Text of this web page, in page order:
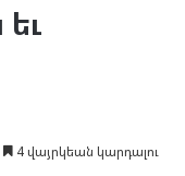
4 վայրկեան կարդալու